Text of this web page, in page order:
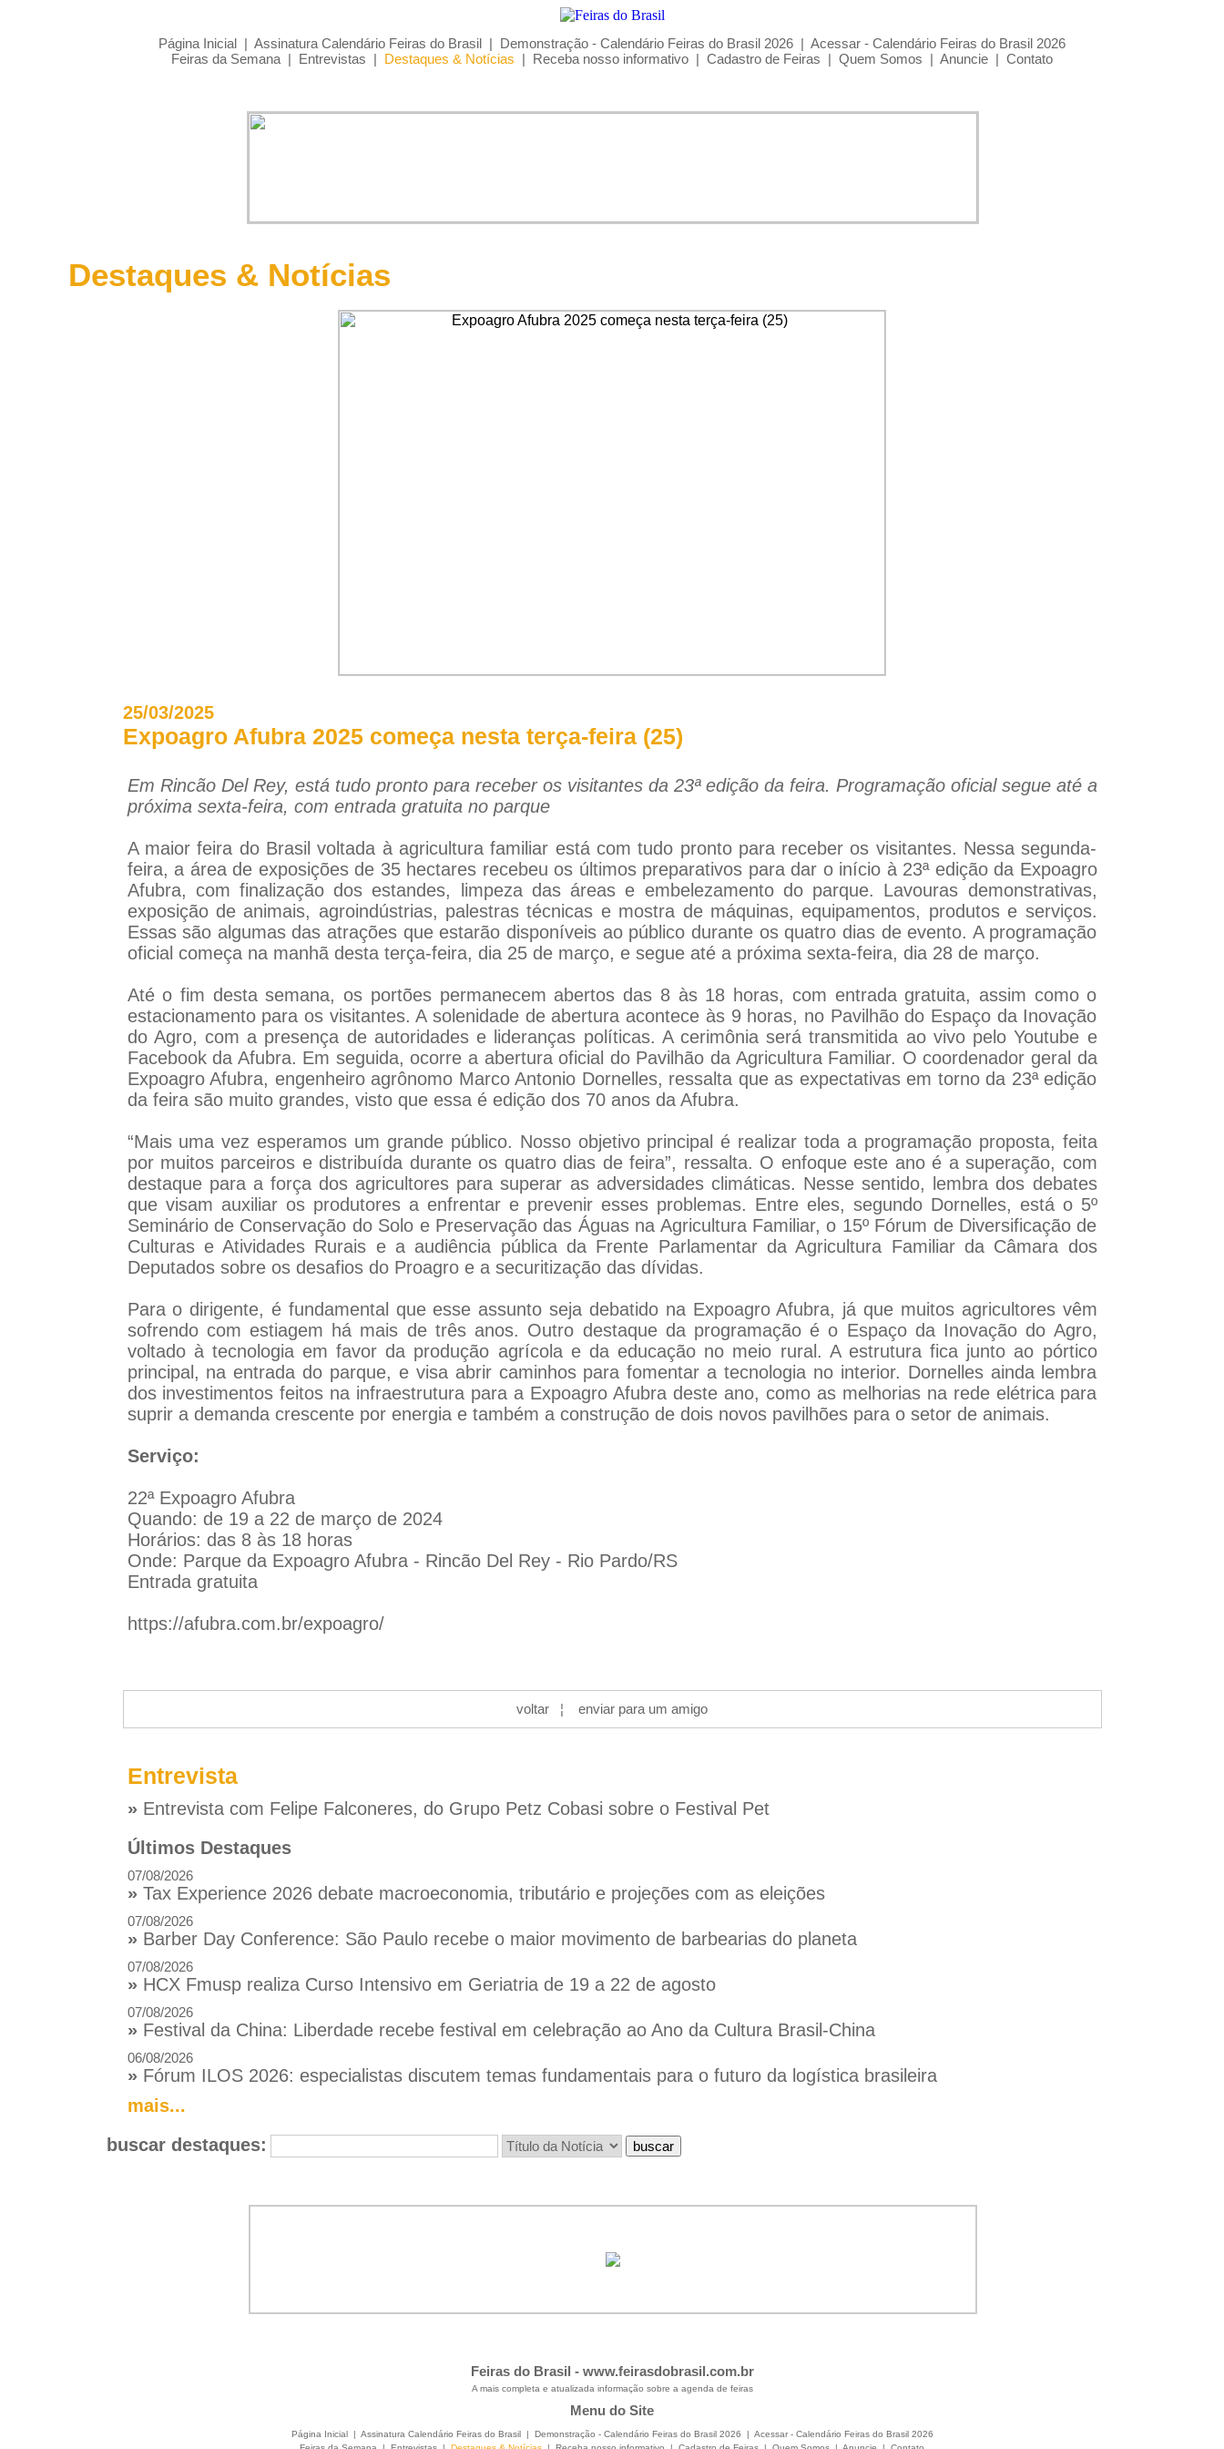
Página Inicial | Assinatura Calendário Feiras do Brasil | Demonstração - Calendário Feiras do Brasil 2026 | Acessar - Calendário Feiras do Brasil 2026
Feiras da Semana | Entrevistas | Destaques & Notícias | Receba nosso informativo | Cadastro de Feiras | Quem Somos | Anuncie | Contato
Destaques & Notícias
25/03/2025
Expoagro Afubra 2025 começa nesta terça-feira (25)
Em Rincão Del Rey, está tudo pronto para receber os visitantes da 23ª edição da feira. Programação oficial segue até a
próxima sexta-feira, com entrada gratuita no parque
A maior feira do Brasil voltada à agricultura familiar está com tudo pronto para receber os visitantes. Nessa segunda-
feira, a área de exposições de 35 hectares recebeu os últimos preparativos para dar o início à 23ª edição da Expoagro
Afubra, com finalização dos estandes, limpeza das áreas e embelezamento do parque. Lavouras demonstrativas,
exposição de animais, agroindústrias, palestras técnicas e mostra de máquinas, equipamentos, produtos e serviços.
Essas são algumas das atrações que estarão disponíveis ao público durante os quatro dias de evento. A programação
oficial começa na manhã desta terça-feira, dia 25 de março, e segue até a próxima sexta-feira, dia 28 de março.
Até o fim desta semana, os portões permanecem abertos das 8 às 18 horas, com entrada gratuita, assim como o
estacionamento para os visitantes. A solenidade de abertura acontece às 9 horas, no Pavilhão do Espaço da Inovação
do Agro, com a presença de autoridades e lideranças políticas. A cerimônia será transmitida ao vivo pelo Youtube e
Facebook da Afubra. Em seguida, ocorre a abertura oficial do Pavilhão da Agricultura Familiar. O coordenador geral da
Expoagro Afubra, engenheiro agrônomo Marco Antonio Dornelles, ressalta que as expectativas em torno da 23ª edição
da feira são muito grandes, visto que essa é edição dos 70 anos da Afubra.
“Mais uma vez esperamos um grande público. Nosso objetivo principal é realizar toda a programação proposta, feita
por muitos parceiros e distribuída durante os quatro dias de feira”, ressalta. O enfoque este ano é a superação, com
destaque para a força dos agricultores para superar as adversidades climáticas. Nesse sentido, lembra dos debates
que visam auxiliar os produtores a enfrentar e prevenir esses problemas. Entre eles, segundo Dornelles, está o 5º
Seminário de Conservação do Solo e Preservação das Águas na Agricultura Familiar, o 15º Fórum de Diversificação de
Culturas e Atividades Rurais e a audiência pública da Frente Parlamentar da Agricultura Familiar da Câmara dos
Deputados sobre os desafios do Proagro e a securitização das dívidas.
Para o dirigente, é fundamental que esse assunto seja debatido na Expoagro Afubra, já que muitos agricultores vêm
sofrendo com estiagem há mais de três anos. Outro destaque da programação é o Espaço da Inovação do Agro,
voltado à tecnologia em favor da produção agrícola e da educação no meio rural. A estrutura fica junto ao pórtico
principal, na entrada do parque, e visa abrir caminhos para fomentar a tecnologia no interior. Dornelles ainda lembra
dos investimentos feitos na infraestrutura para a Expoagro Afubra deste ano, como as melhorias na rede elétrica para
suprir a demanda crescente por energia e também a construção de dois novos pavilhões para o setor de animais.
Serviço:
22ª Expoagro Afubra
Quando: de 19 a 22 de março de 2024
Horários: das 8 às 18 horas
Onde: Parque da Expoagro Afubra - Rincão Del Rey - Rio Pardo/RS
Entrada gratuita
https://afubra.com.br/expoagro/
voltar ¦ enviar para um amigo
Entrevista
» Entrevista com Felipe Falconeres, do Grupo Petz Cobasi sobre o Festival Pet
Últimos Destaques
07/08/2026
» Tax Experience 2026 debate macroeconomia, tributário e projeções com as eleições
07/08/2026
» Barber Day Conference: São Paulo recebe o maior movimento de barbearias do planeta
07/08/2026
» HCX Fmusp realiza Curso Intensivo em Geriatria de 19 a 22 de agosto
07/08/2026
» Festival da China: Liberdade recebe festival em celebração ao Ano da Cultura Brasil-China
06/08/2026
» Fórum ILOS 2026: especialistas discutem temas fundamentais para o futuro da logística brasileira
mais...
buscar destaques:
Feiras do Brasil - www.feirasdobrasil.com.br
A mais completa e atualizada informação sobre a agenda de feiras
Menu do Site
Página Inicial | Assinatura Calendário Feiras do Brasil | Demonstração - Calendário Feiras do Brasil 2026 | Acessar - Calendário Feiras do Brasil 2026